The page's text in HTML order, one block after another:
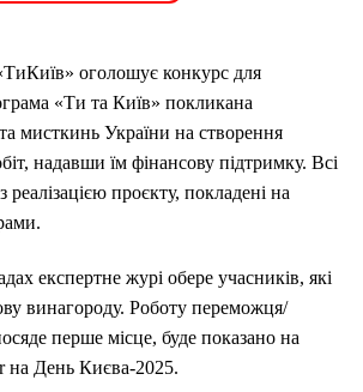
оголошує конкурс для
«Ти та Київ» покликана
мисткинь України на створення
надавши їм фінансову підтримку. Всі
реалізацією проєкту, покладені на
експертне журі обере учасників, які
винагороду. Роботу переможця/
перше місце, буде показано на
на День Києва-2025.